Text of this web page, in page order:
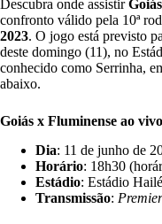
Descubra onde assistirGoiás
confronto válido pela 10ª
2023. O jogo está previsto
deste domingo (11), no
conhecido como Serrinha,
abaixo.
Goiás x Fluminense ao
Dia: 11 de junho de
Horário: 18h30
Estádio: Estádio
Transmissão: